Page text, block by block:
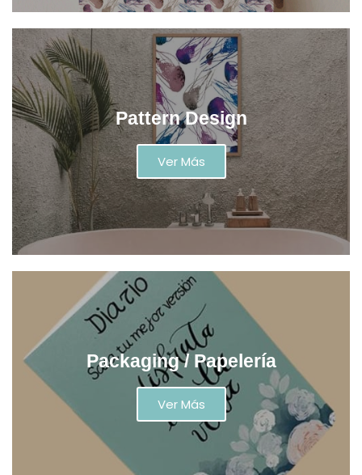
Pattern Design
Ver Más
Packaging / Papelería
Ver Más